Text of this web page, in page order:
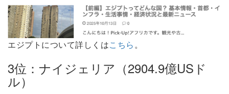
エジプトについて詳しくはこちら 。
3位：ナイジェリア（2904.9億USド
ル）